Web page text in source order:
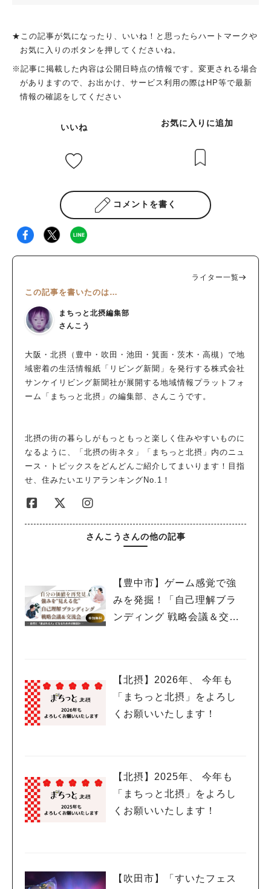
★この記事が気になったり、いいね！と思ったらハートマークや
お気に入りのボタンを押してくださいね。
※記事に掲載した内容は公開日時点の情報です。変更される場合
がありますので、お出かけ、サービス利用の際はHP等で最新
情報の確認をしてください
いいね お気に入りに追加
コメントを書く
ライター一覧
この記事を書いたのは…
まちっと北摂編集部
さんこう
大阪・北摂（豊中・吹田・池田・箕面・茨木・高槻）で地
域密着の生活情報紙「リビング新聞」を発行する株式会社
サンケイリビング新聞社が展開する地域情報プラットフォ
ーム「まちっと北摂」の編集部、さんこうです。
北摂の街の暮らしがもっともっと楽しく住みやすいものに
なるように、「北摂の街ネタ」「まちっと北摂」内のニュ
ース・トピックスをどんどんご紹介してまいります！目指
せ、住みたいエリアランキングNo.1！
さんこうさんの他の記事
【豊中市】ゲーム感覚で強
みを発掘！「自己理解ブラ
ンディング 戦略会議＆交流
【北摂】2026年、 今年も
「まちっと北摂」をよろし
くお願いいたします！
【北摂】2025年、 今年も
「まちっと北摂」をよろし
くお願いいたします！
【吹田市】「すいたフェス